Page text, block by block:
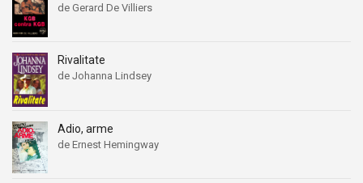
de Gerard De Villiers
Rivalitate
de Johanna Lindsey
Adio, arme
de Ernest Hemingway